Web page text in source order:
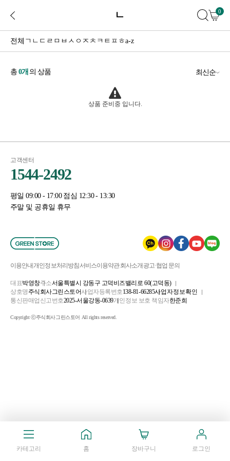
카테고리 홈 장바구니 로그인
ㄴ 0
전체 ㄱ ㄴ ㄷ ㄹ ㅁ ㅂ ㅅ ㅇ ㅈ ㅊ ㅋ ㅌ ㅍ ㅎa-z
총 0개 의 상품 최신순
상품 준비중 입니다.
고객센터
1544-2492
평일 09:00 - 17:00 점심 12:30 - 13:30
주말 및 공휴일 휴무
이용안내개인정보처리방침 서비스이용약관회사소개 광고·협업 문의
대표박영창주소서울특별시 강동구 고덕비즈밸리로 60(고덕동)
상호명 주식회사그린스토어사업자등록번호138-81-66285사업자정보확인
통신판매업신고번호2025-서울강동-0639개인정보 보호 책임자한준희
Copyright ⓒ주식회사그린스토어 All rights reserved.